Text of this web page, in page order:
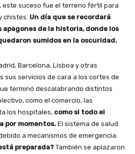
este suceso fue el terreno fértil para
chistes. Un día que se recordará
apagones de la historia, donde los
sumidos en la oscuridad.
Barcelona, Lisboa y otras
sus servicios de cara a los cortes de
terminó descalabrando distintos
como el comercio, las
los hospitales, como si todo el
por momentos. El sistema de salud
a mecanismos de emergencia.
preparada? También se aplazaron